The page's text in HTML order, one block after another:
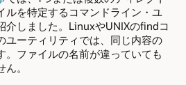
ルを特定するコマンドライン・ユ
介しました。LinuxやUNIXのfindコ
ユーティリティでは、同じ内容の
。ファイルの名前が違っていても
。